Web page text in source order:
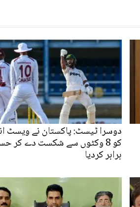
دوسرا ٹیسٹ: پاکستان نے ویسٹ
کو 8 وکٹوں سے شکست دے کر
برابر کردیا